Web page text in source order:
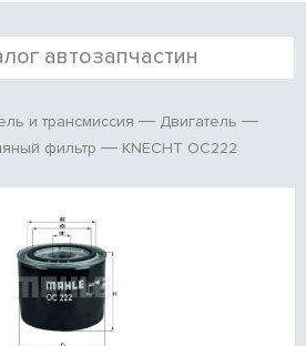
автозапчастин
и трансмиссия
Двигатель
фильтр KNECHT OC222